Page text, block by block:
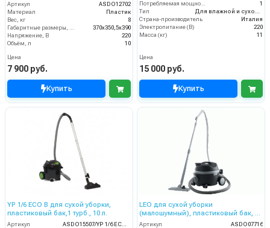
Артикул
ASDO12702
Материал
Пластик
Вес, кг
8
Габаритные размеры, мм
370х350,5х390
Напряжение, В
220
Объём, л
10
Цена
7 900 руб.
Купить
Потребляемая мощность (кВт)
1
Тип
Для влажной и сухой уборки
Страна-производитель
Италия
Электропитание (В)
220
Масса (кг)
11
Цена
15 000 руб.
Купить
YP 1/6 ECO B для сухой уборки,
пластиковый бак,1 турб., 10 л.
Артикул
LEO для сухой уборки
(малошумный), пластиковый бак, 1
турб, 10 л.
Артикул
ASDO07716